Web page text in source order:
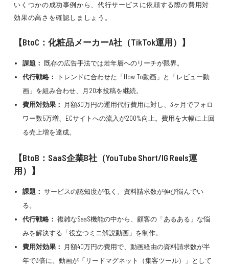
いくつかの成功事例から、代行サービスに依頼する際の費用対
効果の高さを確認しましょう。
【BtoC：化粧品メーカーA社（TikTok運用）】
課題： 既存の広告手法では若年層へのリーチが限界。
代行戦略：
トレンドに合わせた「How To動画」と「レビュー動
画」を組み合わせ、月20本投稿を継続。
費用対効果：
月額30万円の運用代行費用に対し、3ヶ月でフォロ
ワー数5万増、ECサイトへの流入が200%向上。費用を大幅に上回
る売上増を達成。
【BtoB：SaaS企業B社（YouTube Short/IG Reels運
用）】
課題： サービスの認知度が低く、資料請求数が伸び悩んでい
る。
代行戦略： 複雑なSaaS機能の中から、顧客の「あるある」な悩
みを解決する「役立つミニ解説動画」を制作。
費用対効果：
月額40万円の費用で、動画経由の資料請求数が半
年で3倍に。動画が「リードマグネット（集客ツール）」として